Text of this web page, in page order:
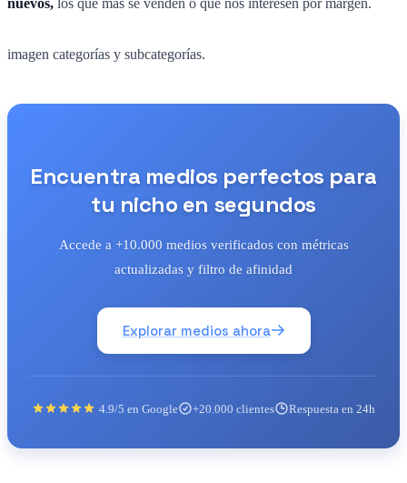
imagen categorías y subcategorías.
Encuentra medios perfectos para
tu nicho en segundos
Accede a +10.000 medios verificados con métricas
actualizadas y filtro de afinidad
Explorar medios ahora
4.9/5 en Google +20.000 clientes Respuesta en 24h